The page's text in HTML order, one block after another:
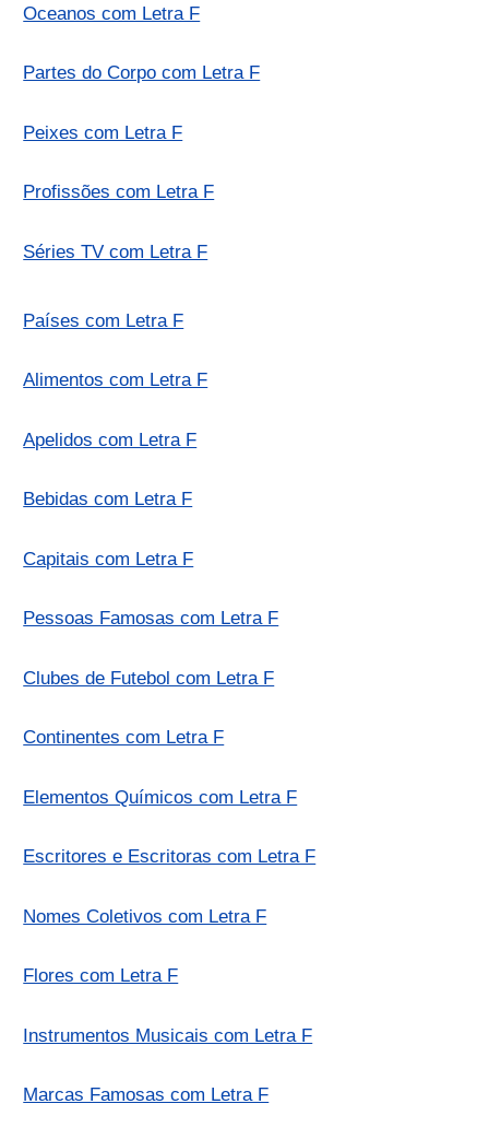
Oceanos com Letra F
Partes do Corpo com Letra F
Peixes com Letra F
Profissões com Letra F
Séries TV com Letra F
Países com Letra F
Alimentos com Letra F
Apelidos com Letra F
Bebidas com Letra F
Capitais com Letra F
Pessoas Famosas com Letra F
Clubes de Futebol com Letra F
Continentes com Letra F
Elementos Químicos com Letra F
Escritores e Escritoras com Letra F
Nomes Coletivos com Letra F
Flores com Letra F
Instrumentos Musicais com Letra F
Marcas Famosas com Letra F